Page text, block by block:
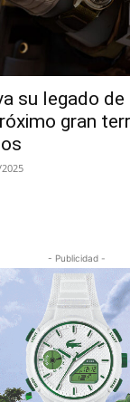
su legado de
gran
- Publicidad -